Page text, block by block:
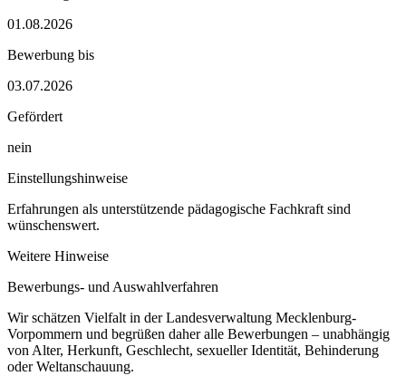
01.08.2026
Bewerbung bis
03.07.2026
Gefördert
nein
Einstellungshinweise
Erfahrungen als unterstützende pädagogische Fachkraft sind
wünschenswert.
Weitere Hinweise
Bewerbungs- und Auswahlverfahren
Wir schätzen Vielfalt in der Landesverwaltung Mecklenburg-
Vorpommern und begrüßen daher alle Bewerbungen – unabhängig
von Alter, Herkunft, Geschlecht, sexueller Identität, Behinderung
oder Weltanschauung.